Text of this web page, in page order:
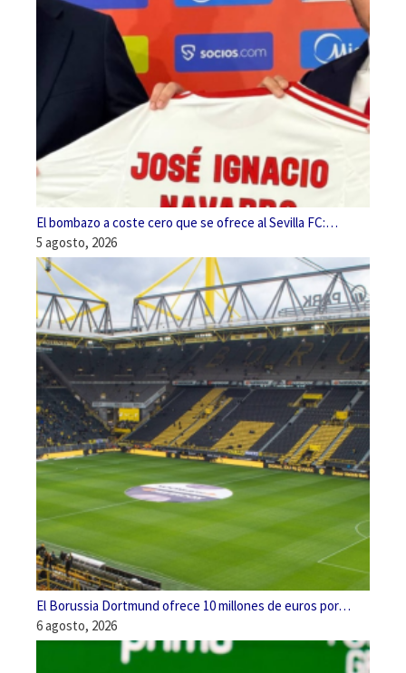
El bombazo a coste cero que se ofrece al Sevilla FC:…
5 agosto, 2026
El Borussia Dortmund ofrece 10 millones de euros por…
6 agosto, 2026